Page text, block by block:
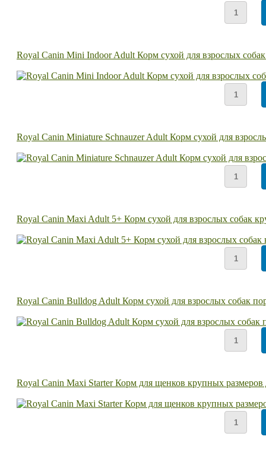
Royal Canin Mini Indoor Adult Корм сухой для взрослых
Royal Canin Miniature Schnauzer Adult Корм сухой для
Royal Canin Maxi Adult 5+ Корм сухой для взрослых собак
Royal Canin Bulldog Adult Корм сухой для взрослых собак
Royal Canin Maxi Starter Корм для щенков крупных